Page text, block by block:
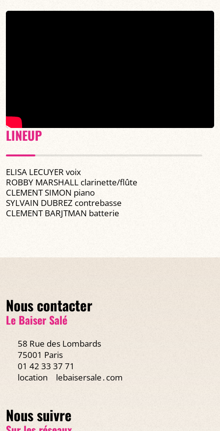
LINEUP
ELISA LECUYER voix
ROBBY MARSHALL clarinette/flûte
CLEMENT SIMON piano
SYLVAIN DUBREZ contrebasse
CLEMENT BARJTMAN batterie
Nous contacter
Le Baiser Salé
58 Rue des Lombards
75001 Paris
01 42 33 37 71
location
lebaisersale․com
Nous suivre